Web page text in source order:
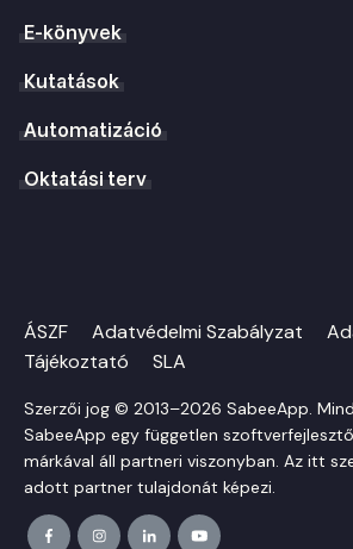
E-könyvek
Kutatások
Automatizáció
Oktatási terv
ÁSZF Adatvédelmi Szabályzat
Tájékoztató
SLA
Szerzői jog © 2013–2026 SabeeApp.
SabeeApp egy független
márkával áll partneri viszonyban. Az itt
adott partner tulajdonát képezi.